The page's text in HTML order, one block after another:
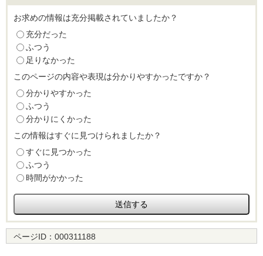
お求めの情報は充分掲載されていましたか？
充分だった
ふつう
足りなかった
このページの内容や表現は分かりやすかったですか？
分かりやすかった
ふつう
分かりにくかった
この情報はすぐに見つけられましたか？
すぐに見つかった
ふつう
時間がかかった
ページID： 000311188